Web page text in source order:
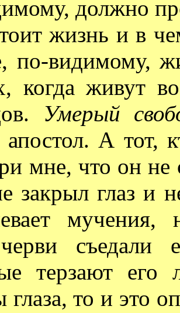
должно
жизнь и в
по-видимому,
когда живут
Умерый
апостол. А тот,
мне, что он не
закрыл глаз и
съедали
терзают его
то и это